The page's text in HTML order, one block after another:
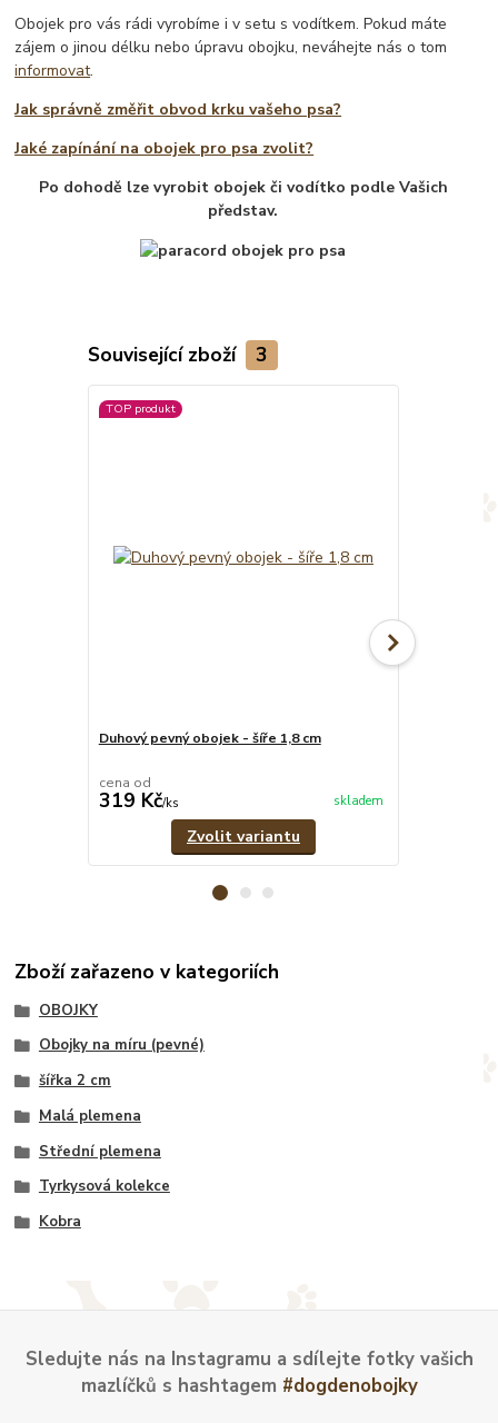
Obojek pro vás rádi vyrobíme i v setu s vodítkem. Pokud máte
zájem o jinou délku nebo úpravu obojku, neváhejte nás o tom
informovat.
Jak správně změřit obvod krku vašeho psa?
Jaké zapínání na obojek pro psa zvolit?
Po dohodě lze vyrobit obojek či vodítko podle Vašich
představ.
Související zboží 3
TOP produkt
Duhový pevný obojek - šíře 1,8 cm
cena od
319 Kč/ks skladem
Zvolit variantu
Zboží zařazeno v kategoriích
OBOJKY
Obojky na míru (pevné)
šířka 2 cm
Malá plemena
Střední plemena
Tyrkysová kolekce
Kobra
Sledujte nás na Instagramu a sdílejte fotky vašich
mazlíčků s hashtagem #dogdenobojky